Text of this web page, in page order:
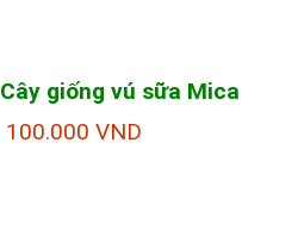
Cây giống vú sữa Mica
100.000 VND